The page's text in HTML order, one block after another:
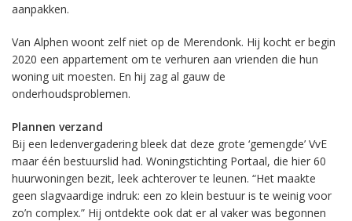
aanpakken.
Van Alphen woont zelf niet op de Merendonk. Hij kocht er begin
2020 een appartement om te verhuren aan vrienden die hun
woning uit moesten. En hij zag al gauw de
onderhoudsproblemen.
Plannen verzand
Bij een ledenvergadering bleek dat deze grote ‘gemengde’ VvE
maar één bestuurslid had. Woningstichting Portaal, die hier 60
huurwoningen bezit, leek achterover te leunen. “Het maakte
geen slagvaardige indruk: een zo klein bestuur is te weinig voor
zo’n complex.” Hij ontdekte ook dat er al vaker was begonnen